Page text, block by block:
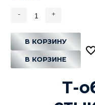
- +
В КОРЗИНУ
В КОРЗИНЕ
Т-